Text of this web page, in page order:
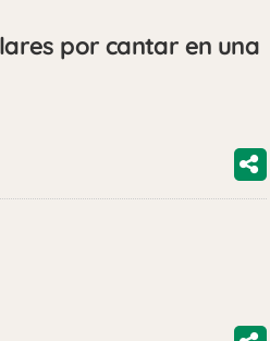
por cantar en una